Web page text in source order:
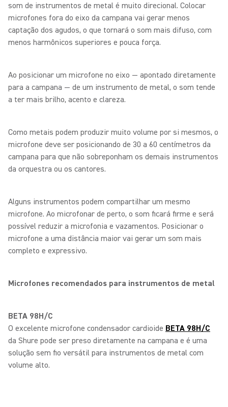
som de instrumentos de metal é muito direcional. Colocar
microfones fora do eixo da campana vai gerar menos
captação dos agudos, o que tornará o som mais difuso, com
menos harmônicos superiores e pouca força.
Ao posicionar um microfone no eixo — apontado diretamente
para a campana — de um instrumento de metal, o som tende
a ter mais brilho, acento e clareza.
Como metais podem produzir muito volume por si mesmos, o
microfone deve ser posicionando de 30 a 60 centímetros da
campana para que não sobreponham os demais instrumentos
da orquestra ou os cantores.
Alguns instrumentos podem compartilhar um mesmo
microfone. Ao microfonar de perto, o som ficará firme e será
possível reduzir a microfonia e vazamentos. Posicionar o
microfone a uma distância maior vai gerar um som mais
completo e expressivo.
Microfones recomendados para instrumentos de metal
BETA 98H/C
O excelente microfone condensador cardioide BETA 98H/C
da Shure pode ser preso diretamente na campana e é uma
solução sem fio versátil para instrumentos de metal com
volume alto.